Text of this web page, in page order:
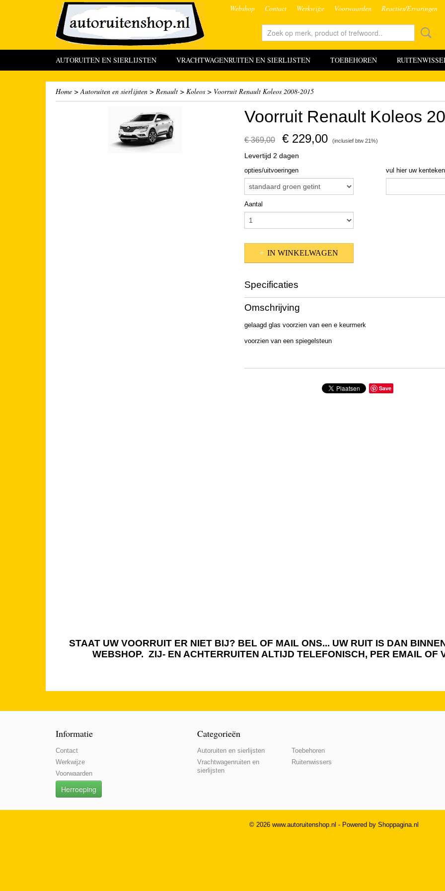
Webshop Contact Werkwijze Voorwaarden Reacties/Ervaringen
AUTORUITEN EN SIERLIJSTEN VRACHTWAGENRUITEN EN SIERLIJSTEN TOEBEHOREN
Home >Autoruiten en sierlijsten > Renault > Koleos > Voorruit Renault Koleos 2008-2015
Voorruit Renault Koleos
€ 369,00 € 229,00 (inclusief btw 21%)
Levertijd 2 dagen
opties/uitvoeringen vul hier uw
Aantal
IN WINKELWAGEN
Specificaties
Productcode
Omschrijving
gelaagd glas voorzien van een e keurmerk
voorzien van een spiegelsteun
Save
STAAT UW VOORRUIT ER NIET BIJ? BEL OF MAIL ONS... UW RUIT IS DAN
WEBSHOP. ZIJ- EN ACHTERRUITEN ALTIJD TELEFONISCH, PER EMAIL
Informatie
Contact
Werkwijze
Voorwaarden
Herroeping
Categorieën
Autoruiten en sierlijsten
Vrachtwagenruiten en
sierlijsten
Toebehoren
Ruitenwissers
© 2026 www.autoruitenshop.nl - Powered by Shoppagina.nl